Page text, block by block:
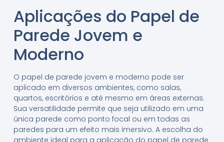
Aplicações do Papel de
Parede Jovem e
Moderno
O papel de parede jovem e moderno pode ser
aplicado em diversos ambientes, como salas,
quartos, escritórios e até mesmo em áreas externas.
Sua versatilidade permite que seja utilizado em uma
única parede como ponto focal ou em todas as
paredes para um efeito mais imersivo. A escolha do
ambiente ideal para a aplicação do papel de parede